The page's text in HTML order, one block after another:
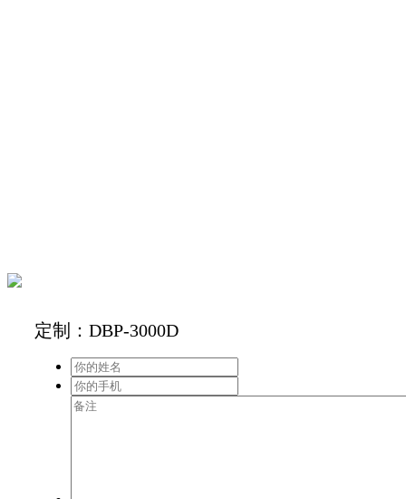
定制：DBP-3000D